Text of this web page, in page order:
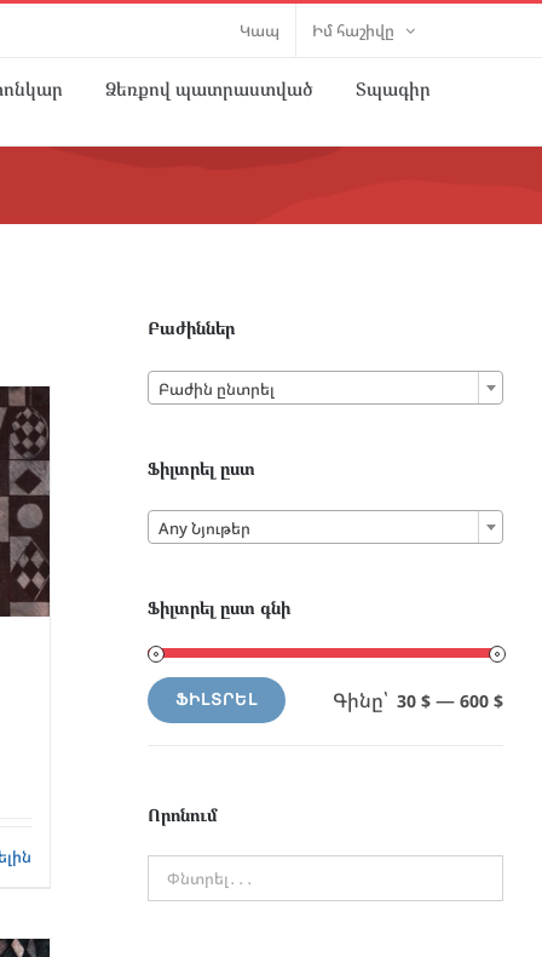
Կապ Իմ հաշիվը
Ձեռքով պատրաստված Տպագիր
Բաժիններ
Բաժին ընտրել
Ֆիլտրել ըստ
Any Նյութեր
Ֆիլտրել ըստ գնի
Min
MaxՖԻԼՏՐԵԼ Գինը՝ 30 $ — 600 $
Որոնում